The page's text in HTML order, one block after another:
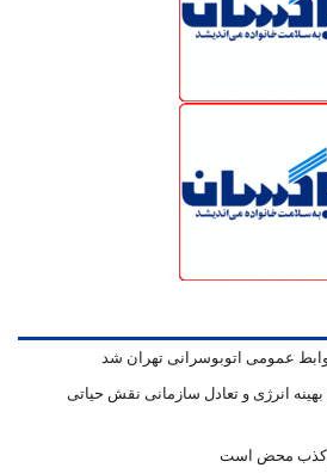
عمومی اتوبوسرانی تهران شد
انرژی و تعادل سازمانی نقش حیاتی
کذب محض است